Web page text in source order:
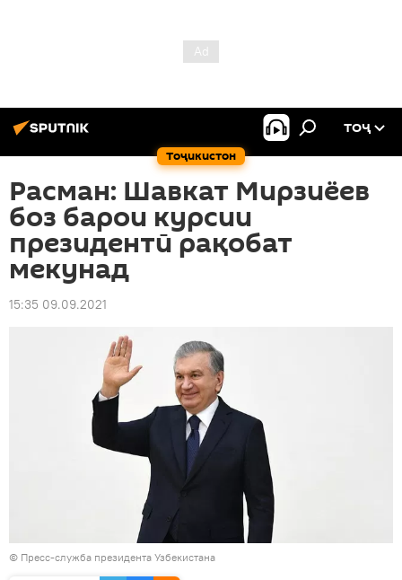
Тоҷикистон
ТОҶ
Расман: Шавкат Мирзиёев
боз барои курсии
президентӣ рақобат
мекунад
15:35 09.09.2021
© Пресс-служба президента Узбекистана